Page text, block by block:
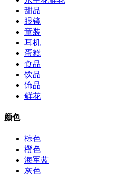
甜品
眼镜
童装
耳机
蛋糕
食品
饮品
饰品
鲜花
颜色
棕色
橙色
海军蓝
灰色